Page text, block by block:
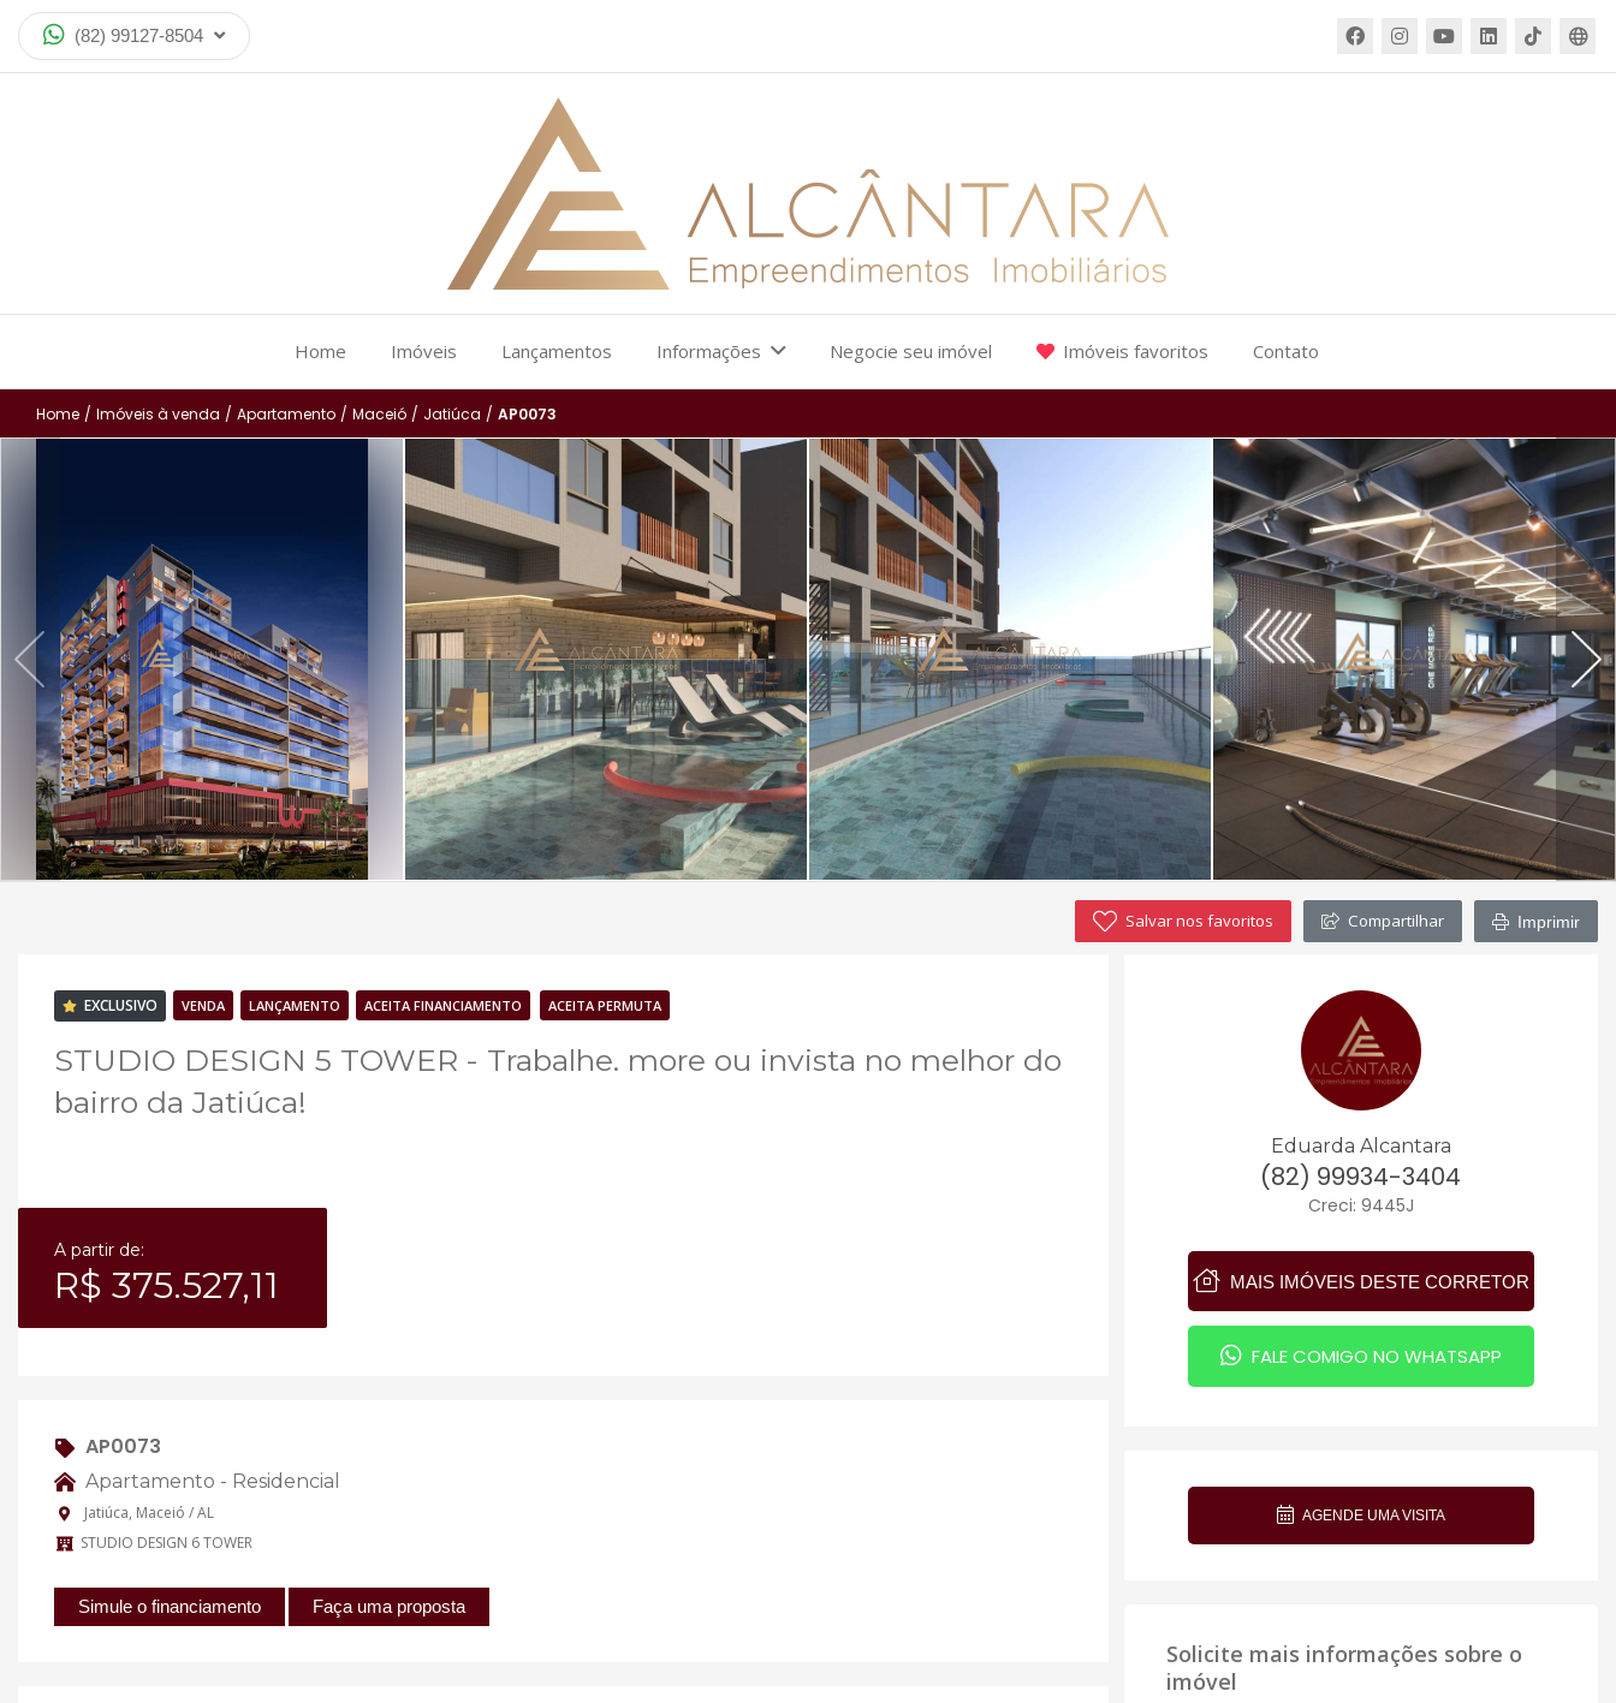
(82) 99127-8504
Home Imóveis Lançamentos Informações Negocie seu imóvel Imóveis favoritos Contato
Home / Imóveis à venda / Apartamento / Maceió / Jatiúca / AP0073
Salvar nos favoritos Compartilhar Imprimir
EXCLUSIVO VENDA LANÇAMENTO ACEITA FINANCIAMENTO ACEITA PERMUTA
STUDIO DESIGN 5 TOWER - Trabalhe. more ou invista no melhor do
bairro da Jatiúca!
A partir de:
R$ 375.527,11
AP0073
Apartamento - Residencial
Jatiúca, Maceió / AL
STUDIO DESIGN 6 TOWER
Simule o financiamento Faça uma proposta
Eduarda Alcantara
(82) 99934-3404
Creci: 9445J
MAIS IMÓVEIS DESTE CORRETOR
FALE COMIGO NO WHATSAPP
AGENDE UMA VISITA
Solicite mais informações sobre o
imóvel